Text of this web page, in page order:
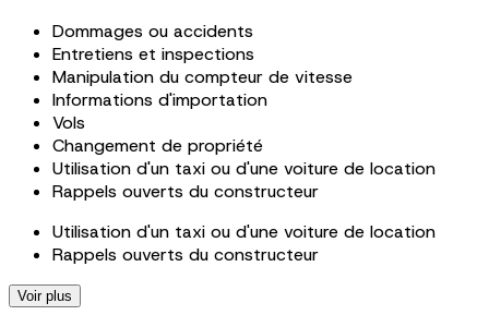
Dommages ou accidents
Entretiens et inspections
Manipulation du compteur de vitesse
Informations d'importation
Vols
Changement de propriété
Utilisation d'un taxi ou d'une voiture de location
Rappels ouverts du constructeur
Utilisation d'un taxi ou d'une voiture de location
Rappels ouverts du constructeur
Voir plus